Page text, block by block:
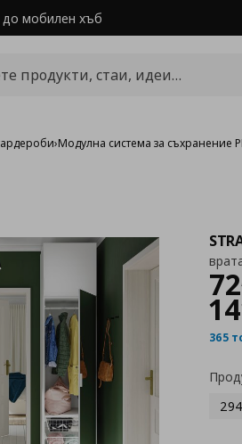
до мобилен хъб
›Модулна система за съхранение
72
365